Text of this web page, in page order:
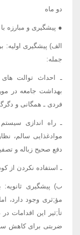
دو ماه
● پیشگیری و مبارزه
الف) پیشگیری اولیه:
جمله:
ـ احداث توالت
بهداشت جامعه در
فردی ـ همگانی و
ـ راه اندازی
موادغذایی سالم،
دفع صحیح زباله و
ـ استفاده نکردن از
ب) پیشگیری ثانویه:
مؤ;ثری وجود دارد،
تأ;ثیر این اقدامات
ضربتی برای کاهش